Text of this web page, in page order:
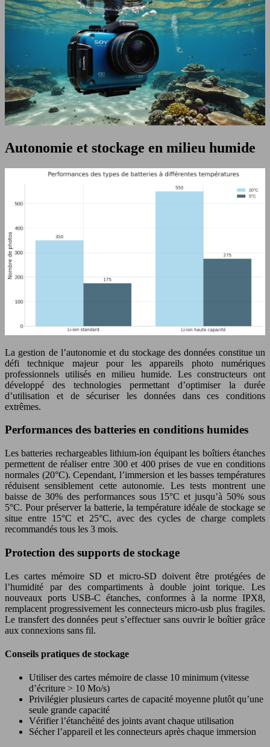
Autonomie et stockage en milieu humide
La gestion de l’autonomie et du stockage des données constitue un
défi technique majeur pour les appareils photo numériques
professionnels utilisés en milieu humide. Les constructeurs ont
développé des technologies permettant d’optimiser la durée
d’utilisation et de sécuriser les données dans ces conditions
extrêmes.
Performances des batteries en conditions humides
Les batteries rechargeables lithium-ion équipant les boîtiers étanches
permettent de réaliser entre 300 et 400 prises de vue en conditions
normales (20°C). Cependant, l’immersion et les basses températures
réduisent sensiblement cette autonomie. Les tests montrent une
baisse de 30% des performances sous 15°C et jusqu’à 50% sous
5°C. Pour préserver la batterie, la température idéale de stockage se
situe entre 15°C et 25°C, avec des cycles de charge complets
recommandés tous les 3 mois.
Protection des supports de stockage
Les cartes mémoire SD et micro-SD doivent être protégées de
l’humidité par des compartiments à double joint torique. Les
nouveaux ports USB-C étanches, conformes à la norme IPX8,
remplacent progressivement les connecteurs micro-usb plus fragiles.
Le transfert des données peut s’effectuer sans ouvrir le boîtier grâce
aux connexions sans fil.
Conseils pratiques de stockage
Utiliser des cartes mémoire de classe 10 minimum (vitesse
d’écriture > 10 Mo/s)
Privilégier plusieurs cartes de capacité moyenne plutôt qu’une
seule grande capacité
Vérifier l’étanchéité des joints avant chaque utilisation
Sécher l’appareil et les connecteurs après chaque immersion